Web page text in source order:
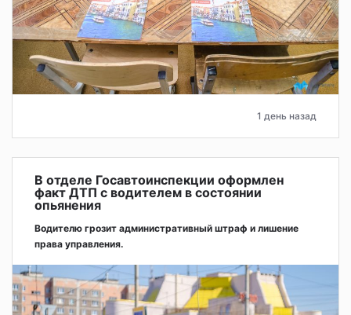
1 день назад
В отделе Госавтоинспекции оформлен
факт ДТП с водителем в состоянии
опьянения
Водителю грозит административный штраф и лишение
права управления.